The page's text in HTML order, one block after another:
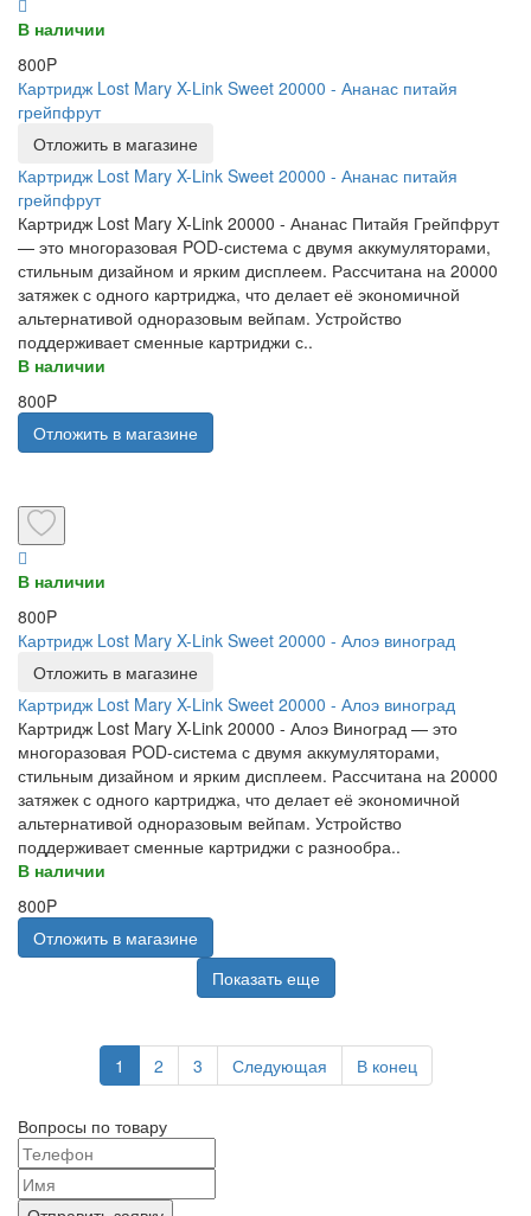
В наличии
800P
Картридж Lost Mary X-Link Sweet 20000 - Ананас питайя
грейпфрут
Отложить в магазине
Картридж Lost Mary X-Link Sweet 20000 - Ананас питайя
грейпфрут
Картридж Lost Mary X-Link 20000 - Ананас Питайя Грейпфрут
— это многоразовая POD-система с двумя аккумуляторами,
стильным дизайном и ярким дисплеем. Рассчитана на 20000
затяжек с одного картриджа, что делает её экономичной
альтернативой одноразовым вейпам. Устройство
поддерживает сменные картриджи с..
В наличии
800P
Отложить в магазине
В наличии
800P
Картридж Lost Mary X-Link Sweet 20000 - Алоэ виноград
Отложить в магазине
Картридж Lost Mary X-Link Sweet 20000 - Алоэ виноград
Картридж Lost Mary X-Link 20000 - Алоэ Виноград — это
многоразовая POD-система с двумя аккумуляторами,
стильным дизайном и ярким дисплеем. Рассчитана на 20000
затяжек с одного картриджа, что делает её экономичной
альтернативой одноразовым вейпам. Устройство
поддерживает сменные картриджи с разнообра..
В наличии
800P
Отложить в магазине
Показать еще
1 2 3 Следующая В конец
Вопросы по товару